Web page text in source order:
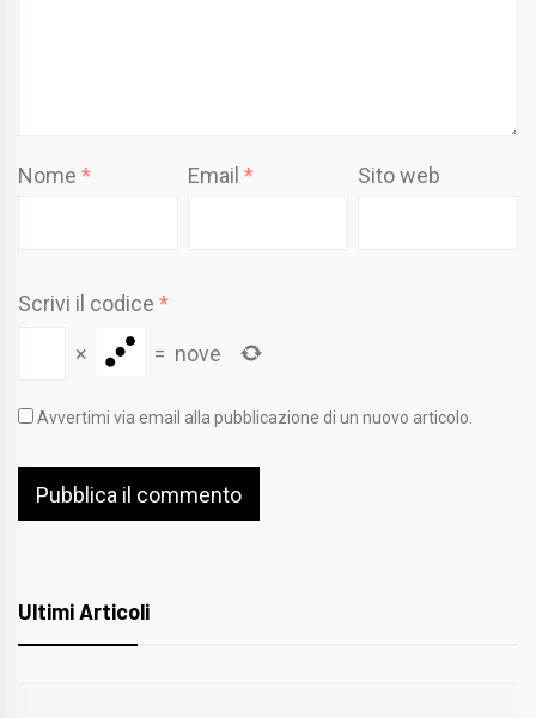
Nome * Email* Sito web
Scrivi il codice *
×
= nove
Avvertimi via email alla pubblicazione di un nuovo articolo.
Ultimi Articoli